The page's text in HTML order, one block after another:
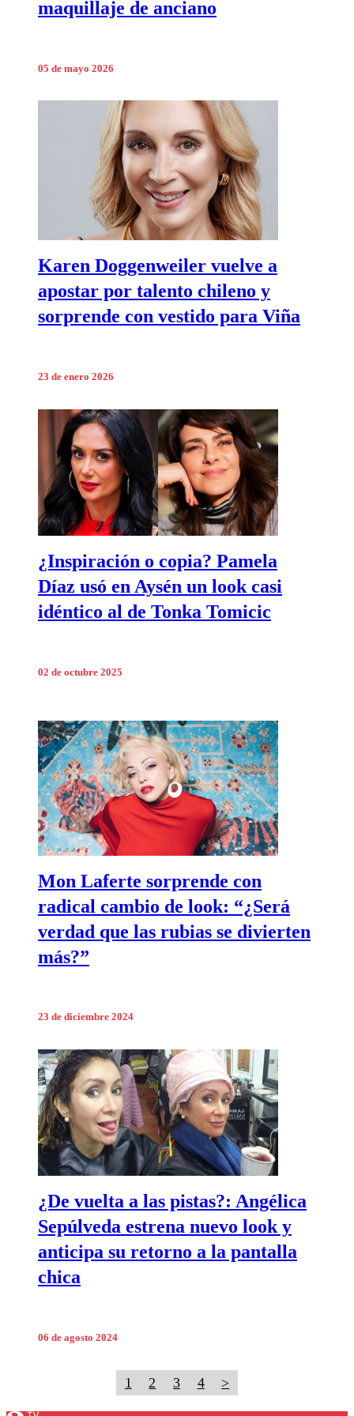
maquillaje de anciano
05 de mayo 2026
Karen Doggenweiler vuelve a
apostar por talento chileno y
sorprende con vestido para Viña
23 de enero 2026
¿Inspiración o copia? Pamela
Díaz usó en Aysén un look casi
idéntico al de Tonka Tomicic
02 de octubre 2025
Mon Laferte sorprende con
radical cambio de look: “¿Será
verdad que las rubias se divierten
más?”
23 de diciembre 2024
¿De vuelta a las pistas?: Angélica
Sepúlveda estrena nuevo look y
anticipa su retorno a la pantalla
chica
06 de agosto 2024
1 2 3 4 >